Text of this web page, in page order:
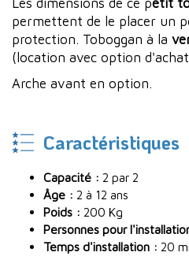
Les dimensions de ce petit
permettent de le placer un
protection. Toboggan à la
(location avec option
Arche avant en option.
Caractéristiques
Capacité : 2 par 2
Âge : 2 à 12 ans
Poids : 200 Kg
Personnes pour
Temps d'installation : 20